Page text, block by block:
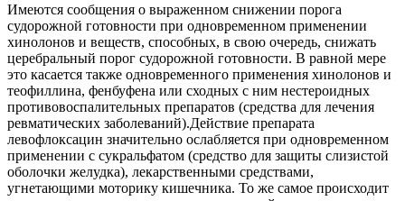
Имеются сообщения о выраженном снижении порога
судорожной готовности при одновременном применении
хинолонов и веществ, способных, в свою очередь, снижать
церебральный порог судорожной готовности. В равной мере
это касается также одновременного применения хинолонов и
теофиллина, фенбуфена или сходных с ним нестероидных
противовоспалительных препаратов (средства для лечения
ревматических заболеваний).Действие препарата
левофлоксацин значительно ослабляется при одновременном
применении с сукральфатом (средство для защиты слизистой
оболочки желудка), лекарственными средствами,
угнетающими моторику кишечника. То же самое происходит